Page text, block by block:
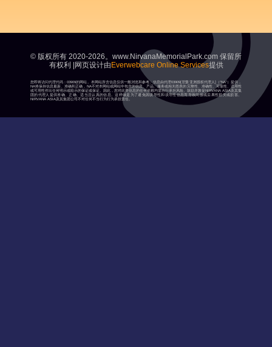
© 版权所有 2020-2026。www.NirvanaMemorialPark.com 保留所
有权利 |网页设计由 Everwebcare Online Services提供
您即将访问代理代码：03909的网站。本网站所含信息仅供一般浏览和参考。信息由代理03909[涅槃亚洲授权代理人]（“NA”）提供，
NA将保持信息最新、准确和正确，NA不对本网站或网站中包含的信息、产品、服务或相关图表的完整性、准确性、可靠性、适用性
或可用性作出任何明示或暗示的保证或保证。因此，您对此类信息的任何依赖均需自行承担风险。鼓励并敦促NIRVANA ASIA及其集
团的代理人提供准确、正确、适当且认真的信息。这样做是为了避免因误导性和误导性信息而导致间接或后果性损失或损害。
NIRVANA ASIA及其集团公司不对任何不当行为行为承担责任。